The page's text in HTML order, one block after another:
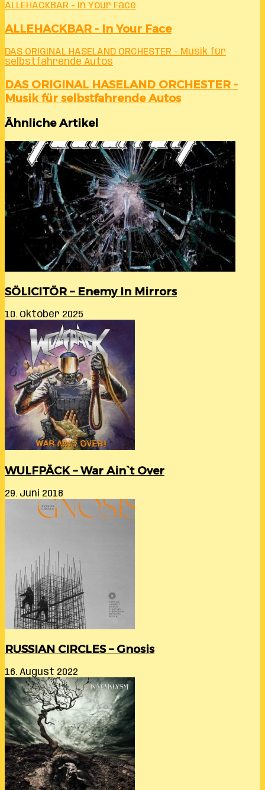
ALLEHACKBAR - In Your Face
ALLEHACKBAR - In Your Face
DAS ORIGINAL HASELAND ORCHESTER - Musik für
selbstfahrende Autos
DAS ORIGINAL HASELAND ORCHESTER -
Musik für selbstfahrende Autos
Ähnliche Artikel
SÖLICITÖR – Enemy In Mirrors
10. Oktober 2025
WULFPÄCK – War Ain`t Over
29. Juni 2018
RUSSIAN CIRCLES – Gnosis
16. August 2022